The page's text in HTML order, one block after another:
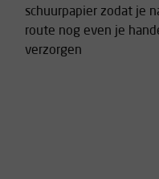
schuurpapier zodat je
route nog even je
verzorgen